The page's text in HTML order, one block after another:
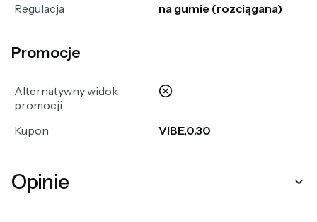
Regulacja na gumie (rozciągana)
Promocje
Alternatywny widok
promocji
nie
Kupon VIBE,0.30
Opinie